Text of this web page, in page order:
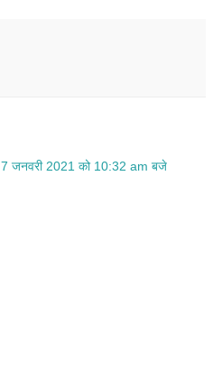
7 जनवरी 2021 को 10:32 am बजे